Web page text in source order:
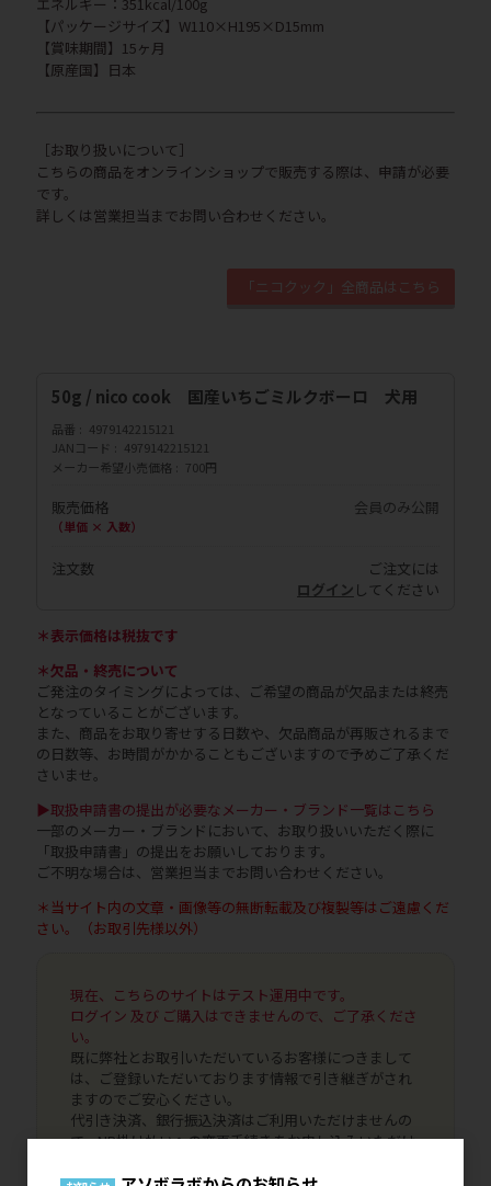
【パッケージサイズ】W110×H195×D15mm
【賞味期間】15ヶ月
【原産国】日本
［お取り扱いについて］
こちらの商品をオンラインショップで販売する際は、申請が必要
です。
詳しくは営業担当までお問い合わせください。
「ニコクック」全商品はこちら
50g / nico cook 国産いちごミルクボーロ 犬用
品番
4979142215121
JANコード
4979142215121
メーカー希望小売価格
700円
販売価格
（単価 × 入数）
会員のみ公開
注文数
ご注文には
ログイン してください
＊表示価格は税抜です
＊欠品・終売について
ご発注のタイミングによっては、ご希望の商品が欠品または終売
となっていることがございます。
また、商品をお取り寄せする日数や、欠品商品が再販されるまで
の日数等、お時間がかかることもございますので予めご了承くだ
さいませ。
▶取扱申請書の提出が必要なメーカー・ブランド一覧はこちら
一部のメーカー・ブランドにおいて、お取り扱いいただく際に
「取扱申請書」の提出をお願いしております。
ご不明な場合は、営業担当までお問い合わせください。
＊当サイト内の文章・画像等の無断転載及び複製等はご遠慮くだ
さい。（お取引先様以外）
現在、こちらのサイトはテスト運用中です。
ログイン 及び ご購入はできませんので、ご了承くださ
い。
既に弊社とお取引いただいているお客様につきまして
は、ご登録いただいております情報で引き継ぎがされ
ますのでご安心ください。
代引き決済、銀行振込決済はご利用いただけませんの
で、NP掛け払いへの変更手続きをお申し込みいただけ